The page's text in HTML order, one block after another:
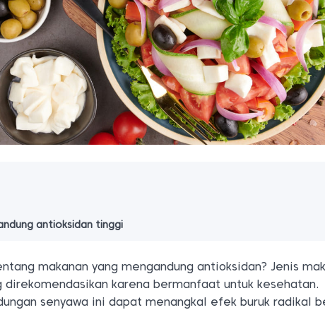
antioksidan tinggi
makanan yang mengandung antioksidan? Jenis
direkomendasikan karena bermanfaat untuk kesehatan.
senyawa ini dapat menangkal efek buruk radikal